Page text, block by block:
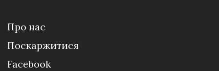
Про нас
Поскаржитися
Facebook